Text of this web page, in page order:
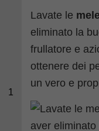
1
Lavate le
eliminato la
frullatore e
ottenere dei
un vero e